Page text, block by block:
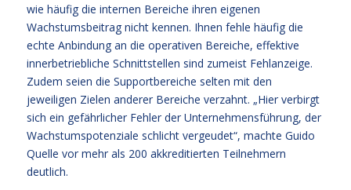
wie häufig die internen Bereiche ihren eigenen
Wachstumsbeitrag nicht kennen. Ihnen fehle häufig die
echte Anbindung an die operativen Bereiche, effektive
innerbetriebliche Schnittstellen sind zumeist Fehlanzeige.
Zudem seien die Supportbereiche selten mit den
jeweiligen Zielen anderer Bereiche verzahnt. „Hier verbirgt
sich ein gefährlicher Fehler der Unternehmensführung, der
Wachstumspotenziale schlicht vergeudet“, machte Guido
Quelle vor mehr als 200 akkreditierten Teilnehmern
deutlich.